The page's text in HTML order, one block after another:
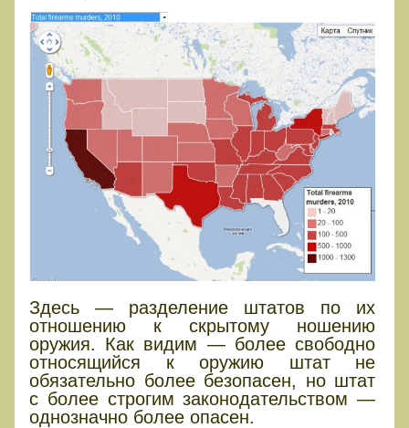
Здесь — разделение штатов по их
отношению к скрытому ношению
оружия. Как видим — более свободно
относящийся к оружию штат не
обязательно более безопасен, но штат
с более строгим законодательством —
однозначно более опасен.